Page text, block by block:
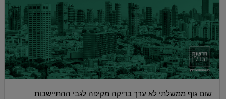
שום גוף ממשלתי לא ערך בדיקה מקיפה לגבי ההתיישבות